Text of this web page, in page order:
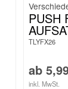
PUSH
TLYFX26
ab
inkl. MwSt.